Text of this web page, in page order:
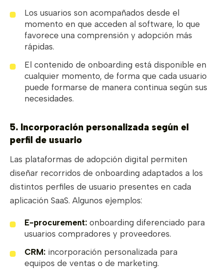
Los usuarios son acompañados desde el
momento en que acceden al software, lo que
favorece una comprensión y adopción más
rápidas.
El contenido de onboarding está disponible en
cualquier momento, de forma que cada usuario
puede formarse de manera continua según sus
necesidades.
5. Incorporación personalizada según el
perfil de usuario
Las plataformas de adopción digital permiten
diseñar recorridos de onboarding adaptados a los
distintos perfiles de usuario presentes en cada
aplicación SaaS. Algunos ejemplos:
E-procurement: onboarding diferenciado para
usuarios compradores y proveedores.
CRM: incorporación personalizada para
equipos de ventas o de marketing.